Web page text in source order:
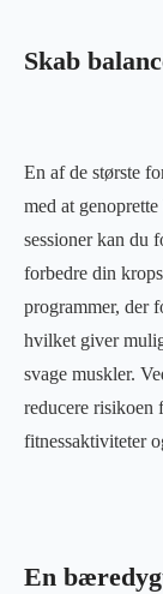
Skab
En af de største
med at
sessioner kan du
forbedre din
programmer, der
hvilket giver
svage muskler.
reducere risikoen
fitnessaktiviteter
En